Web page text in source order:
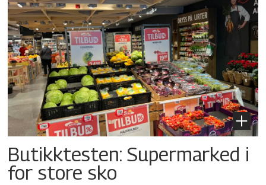
Butikktesten: Supermarked i
for store sko